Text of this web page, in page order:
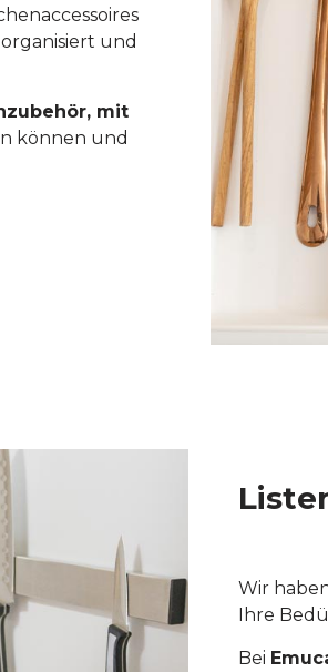
und
mit
können und
Wir
Ihre
Bei